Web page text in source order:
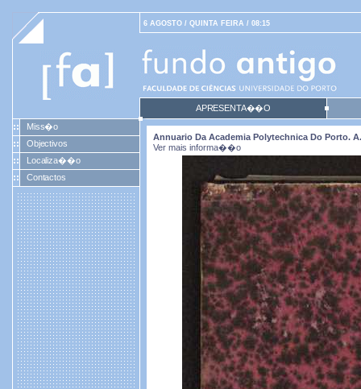
6 AGOSTO / QUINTA FEIRA / 08:15
APRESENTA��O
Miss�o
Objectivos
Localiza��o
Contactos
Annuario Da Academia Polytechnica Do Porto. A.
Ver mais informa��o